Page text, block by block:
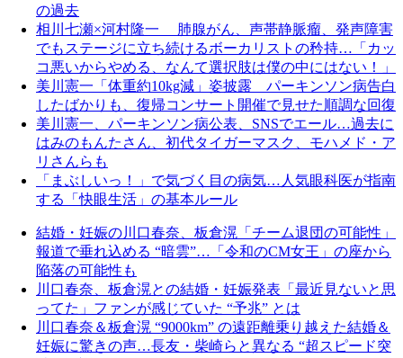
の過去
相川七瀬×河村隆一 肺腺がん、声帯静脈瘤、発声障害
でもステージに立ち続けるボーカリストの矜持…「カッ
コ悪いからやめる、なんて選択肢は僕の中にはない！」
美川憲一「体重約10kg減」姿披露 パーキンソン病告白
したばかりも、復帰コンサート開催で見せた順調な回復
美川憲一、パーキンソン病公表、SNSでエール…過去に
はみのもんたさん、初代タイガーマスク、モハメド・ア
リさんらも
「まぶしいっ！」で気づく目の病気…人気眼科医が指南
する「快眼生活」の基本ルール
結婚・妊娠の川口春奈、板倉滉「チーム退団の可能性」
報道で垂れ込める “暗雲”…「令和のCM女王」の座から
陥落の可能性も
川口春奈、板倉滉との結婚・妊娠発表「最近見ないと思
ってた」ファンが感じていた “予兆” とは
川口春奈＆板倉滉 “9000km” の遠距離乗り越えた結婚＆
妊娠に驚きの声…長友・柴崎らと異なる “超スピード突